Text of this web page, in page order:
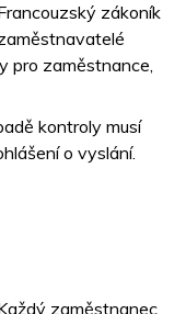
zákoník
pro zaměstnance,
kontroly musí
o vyslání.
zaměstnanec